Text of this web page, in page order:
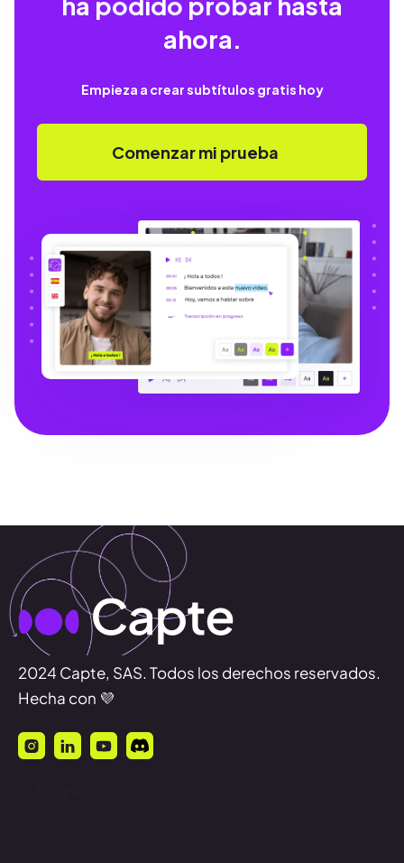
ahora.
Empieza a crear subtítulos gratis hoy
Comenzar mi prueba
2024 Capte, SAS. Todos los derechos reservados.
Hecha con 💜